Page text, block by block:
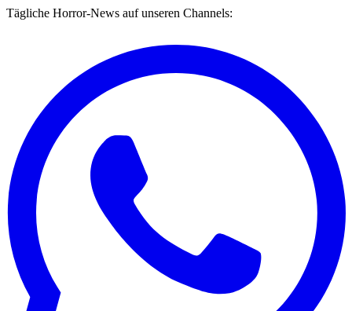
Tägliche Horror-News auf unseren Channels: